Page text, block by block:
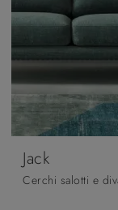
Jack